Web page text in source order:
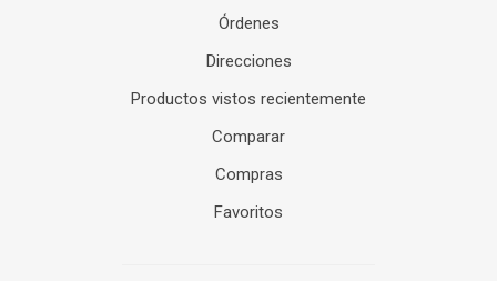
Órdenes
Direcciones
Productos vistos recientemente
Comparar
Compras
Favoritos